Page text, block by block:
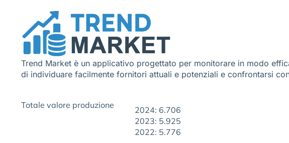
Trend Market è un applicativo progettato per monitorare in modo
di individuare facilmente fornitori attuali e potenziali e confrontarsi
Totale valore produzione
2024: 6.706
2023: 5.925
2022: 5.776